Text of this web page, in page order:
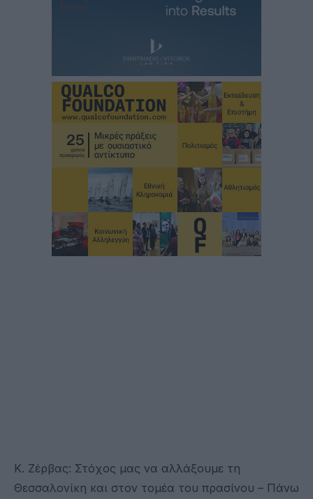
Κ. Ζέρβας: Στόχος μας να αλλάξουμε τη
Θεσσαλονίκη και στον τομέα του πρασίνου – Πάνω